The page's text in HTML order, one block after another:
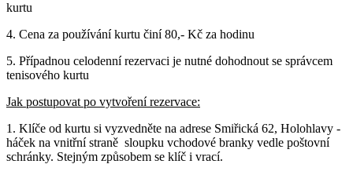
kurtu
4. Cena za používání kurtu činí 80,- Kč za hodinu
5. Případnou celodenní rezervaci je nutné dohodnout se správcem
tenisového kurtu
Jak postupovat po vytvoření rezervace:
1. Klíče od kurtu si vyzvedněte na adrese Smiřická 62, Holohlavy -
háček na vnitřní straně sloupku vchodové branky vedle poštovní
schránky. Stejným způsobem se klíč i vrací.